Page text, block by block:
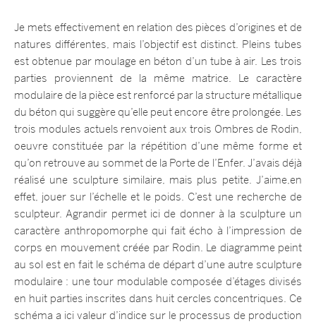
Je mets effectivement en relation des pièces d’origines et de
natures différentes, mais l’objectif est distinct. Pleins tubes
est obtenue par moulage en béton d’un tube à air. Les trois
parties proviennent de la même matrice. Le caractère
modulaire de la pièce est renforcé par la structure métallique
du béton qui suggère qu’elle peut encore être prolongée. Les
trois modules actuels renvoient aux trois Ombres de Rodin,
oeuvre constituée par la répétition d’une même forme et
qu’on retrouve au sommet de la Porte de l’Enfer. J’avais déjà
réalisé une sculpture similaire, mais plus petite. J’aime,en
effet, jouer sur l’échelle et le poids. C’est une recherche de
sculpteur. Agrandir permet ici de donner à la sculpture un
caractère anthropomorphe qui fait écho à l’impression de
corps en mouvement créée par Rodin. Le diagramme peint
au sol est en fait le schéma de départ d’une autre sculpture
modulaire : une tour modulable composée d’étages divisés
en huit parties inscrites dans huit cercles concentriques. Ce
schéma a ici valeur d’indice sur le processus de production